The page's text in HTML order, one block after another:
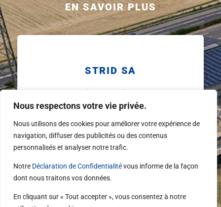
Nous respectons votre vie privée.
Nous utilisons des cookies pour améliorer votre expérience de
navigation, diffuser des publicités ou des contenus
personnalisés et analyser notre trafic.
Notre Déclaration de Confidentialitévous informe de la façon
dont nous traitons vos données.
En cliquant sur « Tout accepter », vous consentez à notre
EN SAVOIR PLUS
STRID SA
Rue des Petits-Champs 2
1400 Yverdon-les-Bains
024 424 01 11
FORMULAIRE DE CONTACT
F
a
c
L
i
n
Y
u